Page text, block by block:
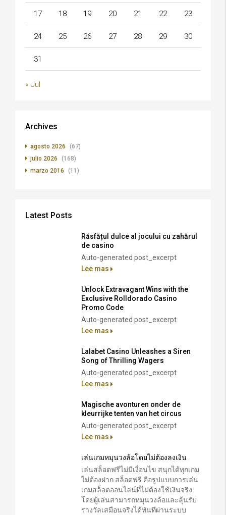
17 18 19 20 21 22 23
24 25 26 27 28 29 30
31
« Jul
Archives
agosto 2026
(67)
julio 2026
(168)
marzo 2016
(11)
Latest Posts
Răsfățul dulce al jocului cu zahărul
de casino
Auto-generated post_excerpt
Lee mas
Unlock Extravagant Wins with the
Exclusive Rolldorado Casino
Promo Code
Auto-generated post_excerpt
Lee mas
Lalabet Casino Unleashes a Siren
Song of Thrilling Wagers
Auto-generated post_excerpt
Lee mas
Magische avonturen onder de
kleurrijke tenten van het circus
Auto-generated post_excerpt
Lee mas
เล่นเกมหมุนวงล้อโดยไม่ต้องลงเงิน
เล่นสล็อตฟรีไม่มีเงื่อนไข สนุกได้ทุกเกม
ไม่ต้องฝาก สล็อตฟรี คือรูปแบบการเล่น
เกมสล็อตออนไลน์ที่ไม่ต้องใช้เงินจริง
โดยผู้เล่นสามารถหมุนวงล้อและลุ้นรับ
รางวัลเสมือนจริงได้ทันทีผ่านระบบ